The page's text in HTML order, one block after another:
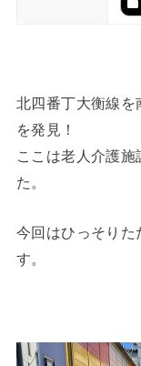
北四番丁大衡線
を発見！
ここは老人介護
た。
今回はひっそりた
す。